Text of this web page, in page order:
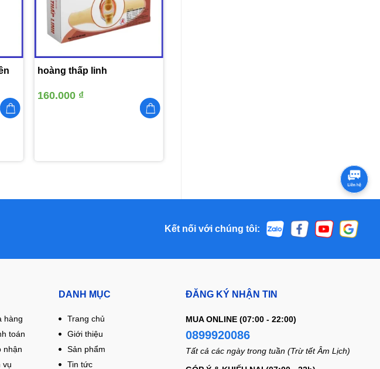
hoàng thấp linh
160.000 ₫
Kết nối với chúng tôi:
hàng
toán
nhận
vụ
DANH MỤC
Trang chủ
Giới thiệu
Sản phẩm
Tin tức
ĐĂNG KÝ NHẬN TIN
MUA ONLINE (07:00 - 22:00)
0899920086
Tất cả các ngày trong tuần (Trừ tết Âm Lịch)